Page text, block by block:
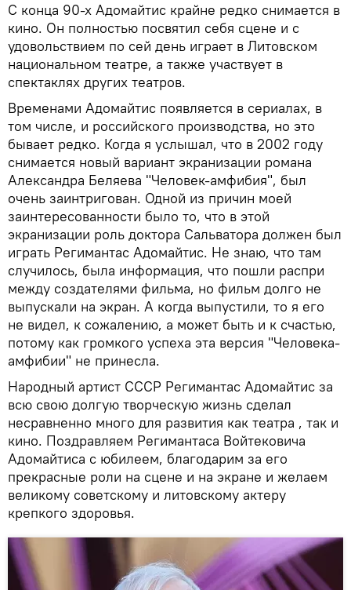
С конца 90-х Адомайтис крайне редко снимается в
кино. Он полностью посвятил себя сцене и с
удовольствием по сей день играет в Литовском
национальном театре, а также участвует в
спектаклях других театров.
Временами Адомайтис появляется в сериалах, в
том числе, и российского производства, но это
бывает редко. Когда я услышал, что в 2002 году
снимается новый вариант экранизации романа
Александра Беляева "Человек-амфибия", был
очень заинтригован. Одной из причин моей
заинтересованности было то, что в этой
экранизации роль доктора Сальватора должен был
играть Регимантас Адомайтис. Не знаю, что там
случилось, была информация, что пошли распри
между создателями фильма, но фильм долго не
выпускали на экран. А когда выпустили, то я его
не видел, к сожалению, а может быть и к счастью,
потому как громкого успеха эта версия "Человека-
амфибии" не принесла.
Народный артист СССР Регимантас Адомайтис за
всю свою долгую творческую жизнь сделал
несравненно много для развития как театра , так и
кино. Поздравляем Регимантаса Войтековича
Адомайтиса с юбилеем, благодарим за его
прекрасные роли на сцене и на экране и желаем
великому советскому и литовскому актеру
крепкого здоровья.